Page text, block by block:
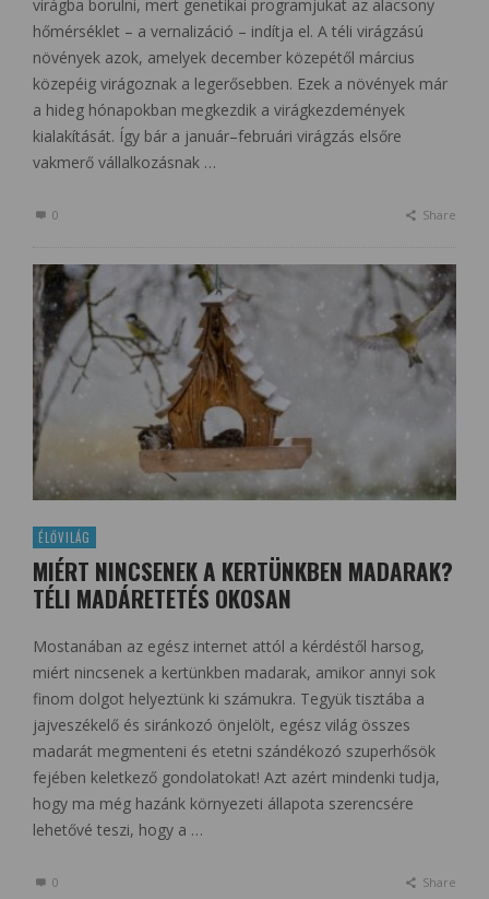
virágba borulni, mert genetikai programjukat az alacsony
hőmérséklet – a vernalizáció – indítja el. A téli virágzású
növények azok, amelyek december közepétől március
közepéig virágoznak a legerősebben. Ezek a növények már
a hideg hónapokban megkezdik a virágkezdemények
kialakítását. Így bár a január–februári virágzás elsőre
vakmerő vállalkozásnak …
0 Share
ÉLŐVILÁG
MIÉRT NINCSENEK A KERTÜNKBEN MADARAK?
TÉLI MADÁRETETÉS OKOSAN
Mostanában az egész internet attól a kérdéstől harsog,
miért nincsenek a kertünkben madarak, amikor annyi sok
finom dolgot helyeztünk ki számukra. Tegyük tisztába a
jajveszékelő és siránkozó önjelölt, egész világ összes
madarát megmenteni és etetni szándékozó szuperhősök
fejében keletkező gondolatokat! Azt azért mindenki tudja,
hogy ma még hazánk környezeti állapota szerencsére
lehetővé teszi, hogy a …
0 Share